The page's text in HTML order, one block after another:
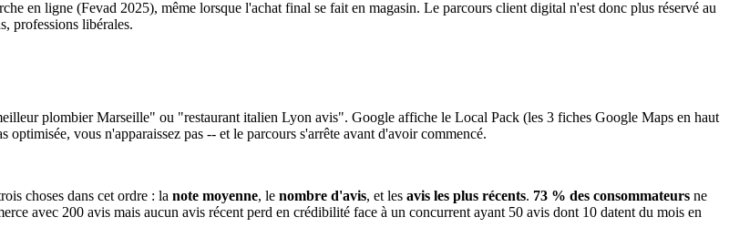
en ligne (Fevad 2025), même lorsque l'achat final se fait en magasin. Le parcours client digital n'est donc plus réservé au
professions libérales.
plombier Marseille" ou "restaurant italien Lyon avis". Google affiche le Local Pack (les 3 fiches Google Maps en haut
optimisée, vous n'apparaissez pas -- et le parcours s'arrête avant d'avoir commencé.
choses dans cet ordre : la note moyenne, le nombre d'avis, et les avis les plus récents. 73 % des consommateurs ne
avec 200 avis mais aucun avis récent perd en crédibilité face à un concurrent ayant 50 avis dont 10 datent du mois en